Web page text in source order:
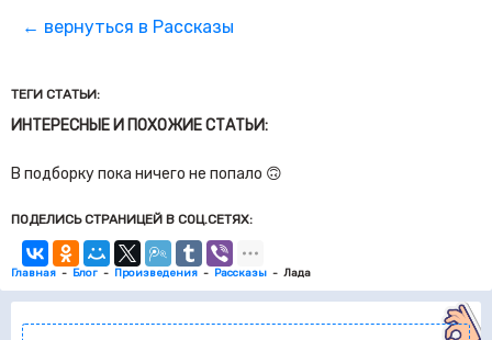
← вернуться в Рассказы
ТЕГИ СТАТЬИ:
ИНТЕРЕСНЫЕ И ПОХОЖИЕ СТАТЬИ:
В подборку пока ничего не попало 🙃
ПОДЕЛИСЬ СТРАНИЦЕЙ В СОЦ.СЕТЯХ:
Главная Блог Произведения Рассказы Лада